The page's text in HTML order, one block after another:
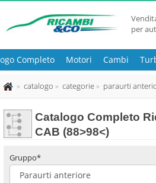
per
Completo Motori Cambi
catalogo categorie paraurti
Catalogo Completo
CAB (88>98<)
Gruppo*